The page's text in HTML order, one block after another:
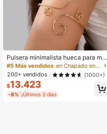
Pulsera minimalista hueca para muj
eres, adecuada para uso diario
#5 Más vendidos
en Chapado en oro de 14K Pulseras De Mujer
200+ vendidos
(1000+)
$13.423
-8% ¡Últimos 3 días